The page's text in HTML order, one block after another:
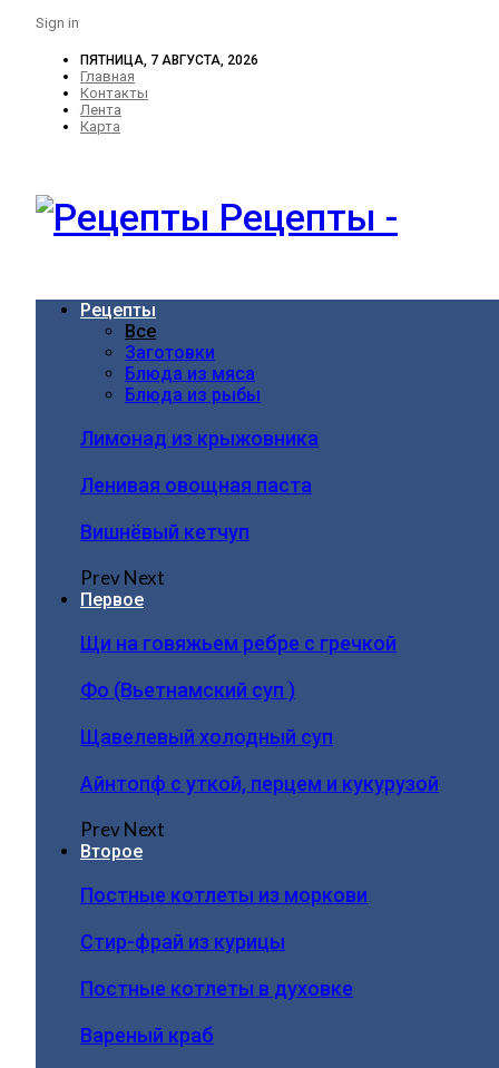
Sign in
ПЯТНИЦА, 7 АВГУСТА, 2026
Главная
Контакты
Лента
Карта
Рецепты -
Рецепты
Все
Заготовки
Блюда из мяса
Блюда из рыбы
Лимонад из крыжовника
Ленивая овощная паста
Вишнёвый кетчуп
PrevNext
Первое
Щи на говяжьем ребре с гречкой
Фо (Вьетнамский суп )
Щавелевый холодный суп
Айнтопф с уткой, перцем и кукурузой
PrevNext
Второе
Постные котлеты из моркови
Стир-фрай из курицы
Постные котлеты в духовке
Вареный краб